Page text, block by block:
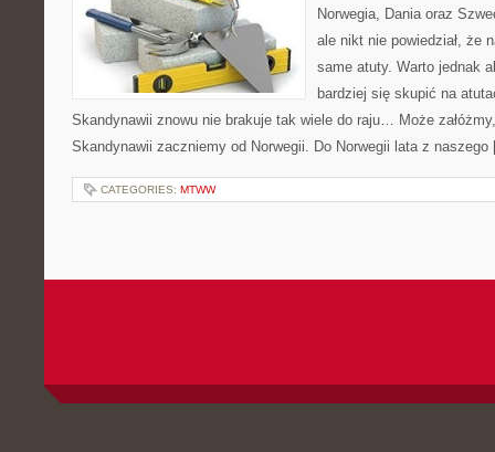
Norwegia, Dania oraz
ale nikt nie powiedział, że
same atuty. Warto jednak
bardziej się skupić na
Skandynawii znowu nie brakuje tak wiele do raju… Może
Skandynawii zaczniemy od Norwegii. Do Norwegii lata z
CATEGORIES: MTWW